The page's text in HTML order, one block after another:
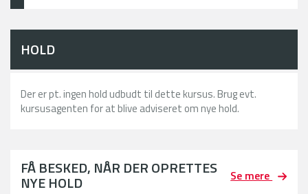
HOLD
Der er pt. ingen hold udbudt til dette kursus. Brug evt.
kursusagenten for at blive adviseret om nye hold.
FÅ BESKED, NÅR DER OPRETTES
NYE HOLD Se mere